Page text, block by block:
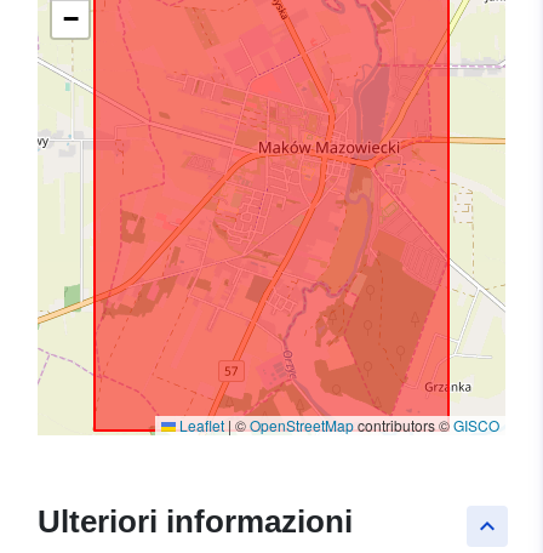
−
Leaflet |©OpenStreetMapcontributors ©GISCO
keyboard_arrow_up
Ulteriori informazioni